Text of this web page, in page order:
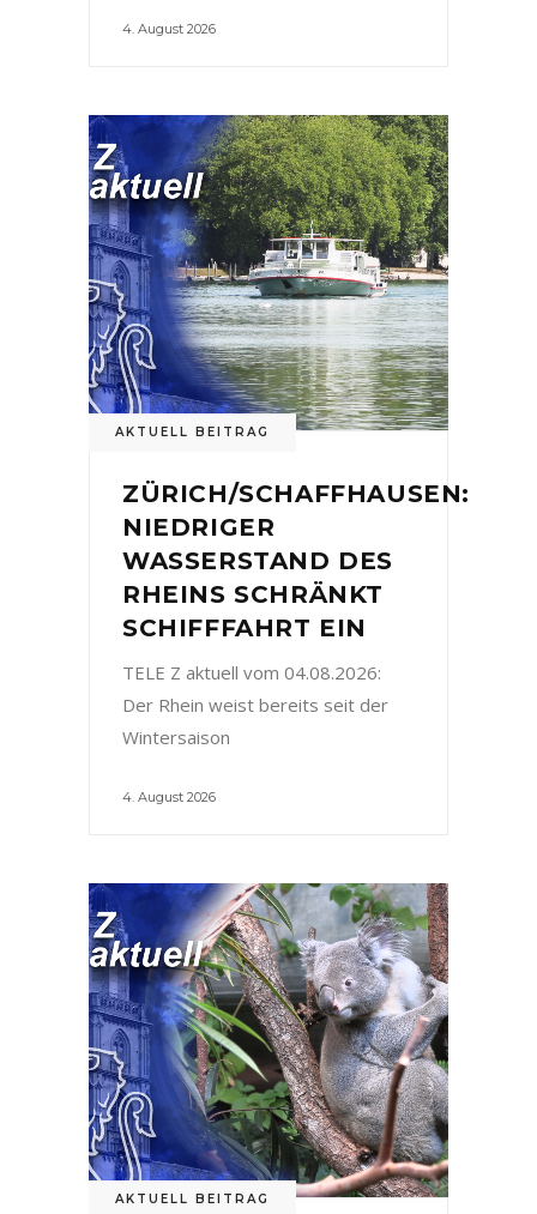
4. August 2026
AKTUELL BEITRAG
ZÜRICH/SCHAFFHAUSEN:
NIEDRIGER
WASSERSTAND DES
RHEINS SCHRÄNKT
SCHIFFFAHRT EIN
TELE Z aktuell vom 04.08.2026:
Der Rhein weist bereits seit der
Wintersaison
4. August 2026
AKTUELL BEITRAG